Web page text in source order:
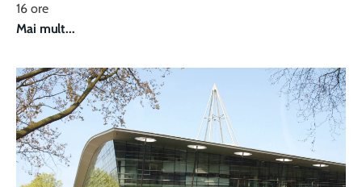
16 ore
Mai mult...